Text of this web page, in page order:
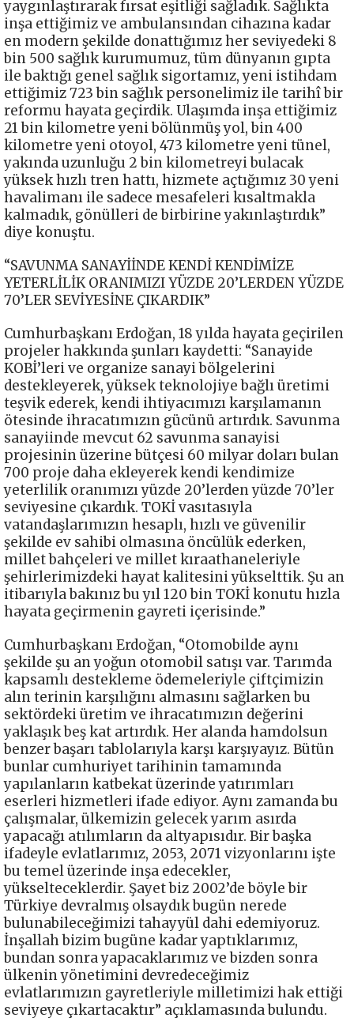
yaygınlaştırarak fırsat eşitliği sağladık. Sağlıkta
inşa ettiğimiz ve ambulansından cihazına kadar
en modern şekilde donattığımız her seviyedeki 8
bin 500 sağlık kurumumuz, tüm dünyanın gıpta
ile baktığı genel sağlık sigortamız, yeni istihdam
ettiğimiz 723 bin sağlık personelimiz ile tarihî bir
reformu hayata geçirdik. Ulaşımda inşa ettiğimiz
21 bin kilometre yeni bölünmüş yol, bin 400
kilometre yeni otoyol, 473 kilometre yeni tünel,
yakında uzunluğu 2 bin kilometreyi bulacak
yüksek hızlı tren hattı, hizmete açtığımız 30 yeni
havalimanı ile sadece mesafeleri kısaltmakla
kalmadık, gönülleri de birbirine yakınlaştırdık”
diye konuştu.
“SAVUNMA SANAYİİNDE KENDİ KENDİMİZE
YETERLİLİK ORANIMIZI YÜZDE 20’LERDEN YÜZDE
70’LER SEVİYESİNE ÇIKARDIK”
Cumhurbaşkanı Erdoğan, 18 yılda hayata geçirilen
projeler hakkında şunları kaydetti: “Sanayide
KOBİ’leri ve organize sanayi bölgelerini
destekleyerek, yüksek teknolojiye bağlı üretimi
teşvik ederek, kendi ihtiyacımızı karşılamanın
ötesinde ihracatımızın gücünü artırdık. Savunma
sanayiinde mevcut 62 savunma sanayisi
projesinin üzerine bütçesi 60 milyar doları bulan
700 proje daha ekleyerek kendi kendimize
yeterlilik oranımızı yüzde 20’lerden yüzde 70’ler
seviyesine çıkardık. TOKİ vasıtasıyla
vatandaşlarımızın hesaplı, hızlı ve güvenilir
şekilde ev sahibi olmasına öncülük ederken,
millet bahçeleri ve millet kıraathaneleriyle
şehirlerimizdeki hayat kalitesini yükselttik. Şu an
itibarıyla bakınız bu yıl 120 bin TOKİ konutu hızla
hayata geçirmenin gayreti içerisinde.”
Cumhurbaşkanı Erdoğan, “Otomobilde aynı
şekilde şu an yoğun otomobil satışı var. Tarımda
kapsamlı destekleme ödemeleriyle çiftçimizin
alın terinin karşılığını almasını sağlarken bu
sektördeki üretim ve ihracatımızın değerini
yaklaşık beş kat artırdık. Her alanda hamdolsun
benzer başarı tablolarıyla karşı karşıyayız. Bütün
bunlar cumhuriyet tarihinin tamamında
yapılanların katbekat üzerinde yatırımları
eserleri hizmetleri ifade ediyor. Aynı zamanda bu
çalışmalar, ülkemizin gelecek yarım asırda
yapacağı atılımların da altyapısıdır. Bir başka
ifadeyle evlatlarımız, 2053, 2071 vizyonlarını işte
bu temel üzerinde inşa edecekler,
yükselteceklerdir. Şayet biz 2002’de böyle bir
Türkiye devralmış olsaydık bugün nerede
bulunabileceğimizi tahayyül dahi edemiyoruz.
İnşallah bizim bugüne kadar yaptıklarımız,
bundan sonra yapacaklarımız ve bizden sonra
ülkenin yönetimini devredeceğimiz
evlatlarımızın gayretleriyle milletimizi hak ettiği
seviyeye çıkartacaktır” açıklamasında bulundu.